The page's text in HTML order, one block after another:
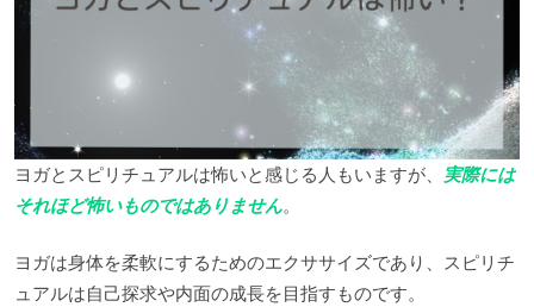
ヨガとスピリチュアルは怖いと感じる人もいますが、 実際には
それほど怖いものではありません。
ヨガは身体を柔軟にするためのエクササイズであり、スピリチ
ュアルは自己探求や内面の成長を目指すものです。